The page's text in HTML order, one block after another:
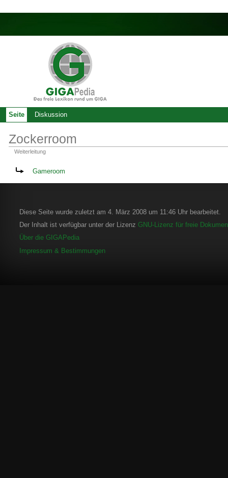
Zockerroom
Weiterleitung
Weiterleitung nach:
Gameroom
Seite Diskussion
Diese Seite wurde zuletzt am 4. März 2008 um 11:46 Uhr bearbeitet.
Der Inhalt ist verfügbar unter der Lizenz GNU-Lizenz für freie
Über die GIGAPedia
Impressum & Bestimmungen